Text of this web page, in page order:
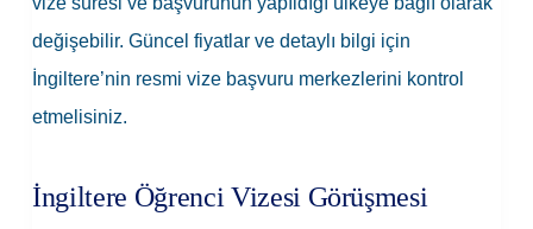
değişebilir. Güncel fiyatlar ve detaylı bilgi için
İngiltere’nin resmi vize başvuru merkezlerini kontrol
etmelisiniz.
İngiltere Öğrenci Vizesi Görüşmesi